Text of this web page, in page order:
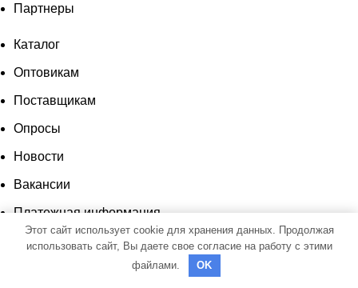
Партнеры
Каталог
Оптовикам
Поставщикам
Опросы
Новости
Вакансии
Платежная информация
Этот сайт использует cookie для хранения данных. Продолжая
использовать сайт, Вы даете свое согласие на работу с этими
файлами.
OK